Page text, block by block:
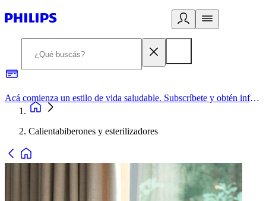
Acá comienza un estilo de vida saludable. Subscríbete y obtén información de primera mano
Calientabiberones y esterilizadores